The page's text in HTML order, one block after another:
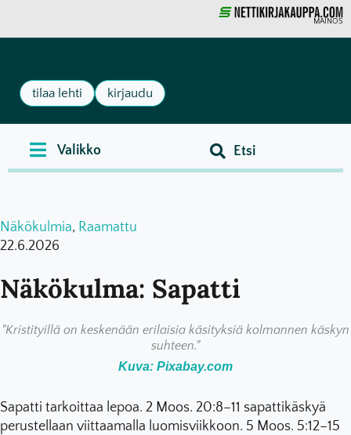
MAINOS
tilaa lehti kirjaudu
Näkökulmia, Raamattu
22.6.2026
Näkökulma: Sapatti
"Kristityillä on keskenään erilaisia käsityksiä kolmannen käskyn
suhteen."
Kuva: Pixabay.com
Sapatti tarkoittaa lepoa. 2 Moos. 20:8–11 sapattikäskyä
perustellaan viittaamalla luomisviikkoon. 5 Moos. 5:12–15